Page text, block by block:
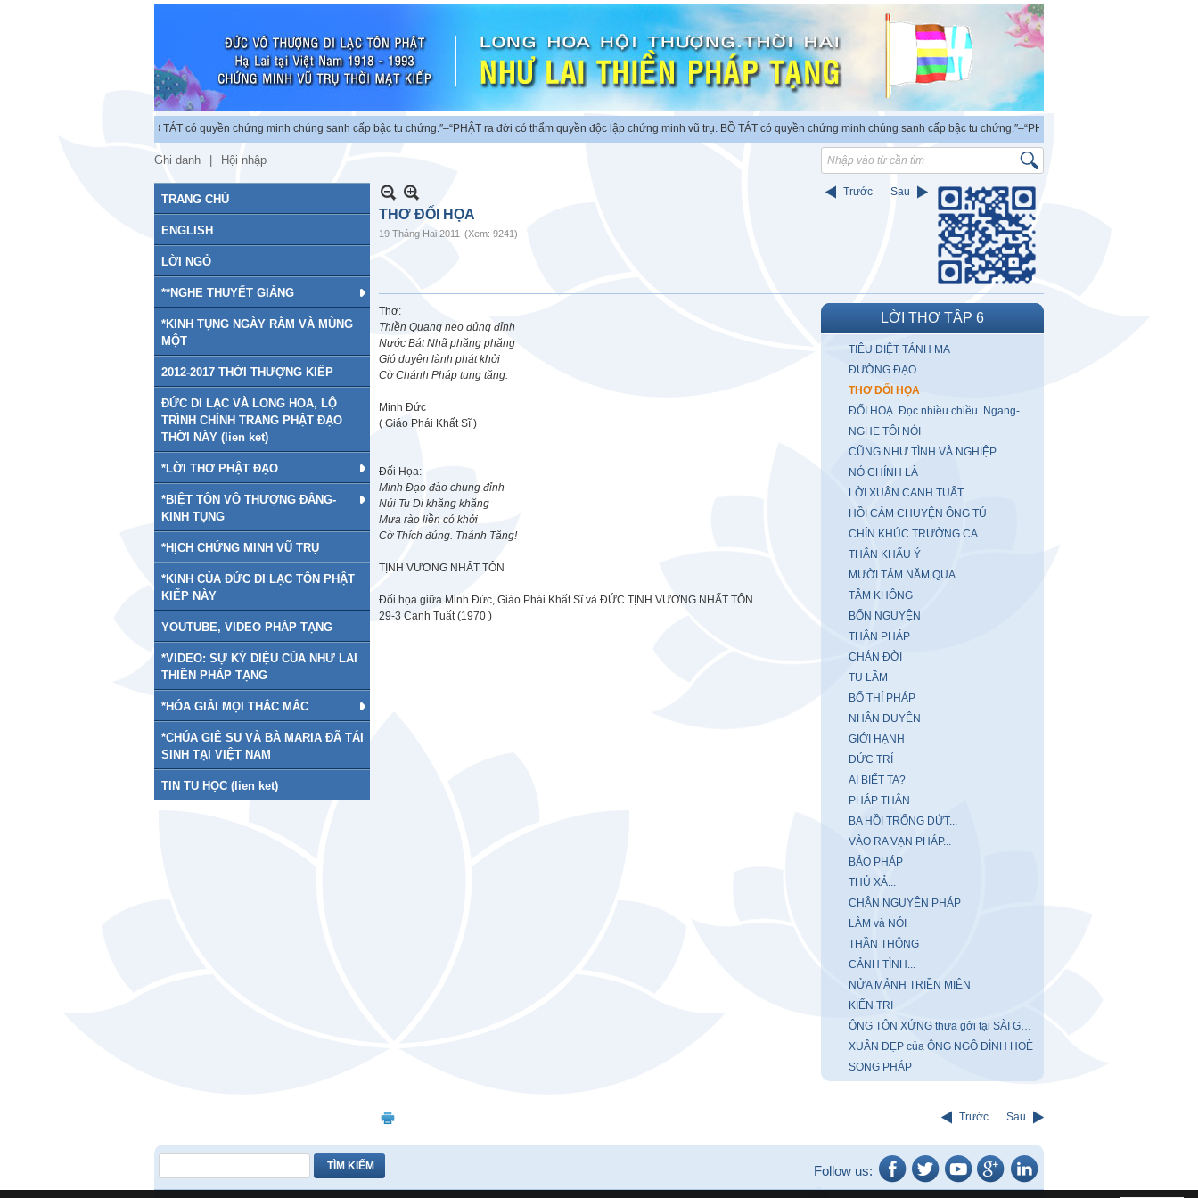
lập chứng minh vũ trụ. BỒ TÁT có quyền chứng minh chúng sanh cấp bậc tu chứng.″–“PHẬT ra đời có thẩm quyền độc lập chứng minh vũ trụ. BỒ TÁT có quyền chứng minh chúng sanh cấp bậc tu chứng.″–“PHẬT ra đời có thẩm quyền độc lập
Ghi danh Hội nhập
TRANG CHỦ
ENGLISH
LỜI NGỎ
**NGHE THUYẾT GIẢNG
*KINH TỤNG NGÀY RẰM VÀ MÙNG
MỘT
2012-2017 THỜI THƯỢNG KIẾP
ĐỨC DI LẠC VÀ LONG HOA, LỘ
TRÌNH CHỈNH TRANG PHẬT ĐẠO
THỜI NÀY (lien ket)
*LỜI THƠ PHẬT ĐẠO
*BIỆT TÔN VÔ THƯỢNG ĐẲNG-
KINH TỤNG
*HỊCH CHỨNG MINH VŨ TRỤ
*KINH CỦA ĐỨC DI LẠC TÔN PHẬT
KIẾP NÀY
YOUTUBE, VIDEO PHÁP TẠNG
*VIDEO: SỰ KỲ DIỆU CỦA NHƯ LAI
THIỀN PHÁP TẠNG
*HÓA GIẢI MỌI THẮC MẮC
*CHÚA GIÊ SU VÀ BÀ MARIA ĐÃ TÁI
SINH TẠI VIỆT NAM
TIN TU HỌC (lien ket)
Trước Sau
THƠ ĐỐI HỌA
19 Tháng Hai 2011 (Xem: 9241)
LỜI THƠ TẬP 6
TIÊU DIỆT TÁNH MA
ĐƯỜNG ĐẠO
THƠ ĐỐI HỌA
ĐỐI HOẠ. Đọc nhiều chiều. Ngang-Dọc-Xuôi-Ngược
NGHE TÔI NÓI
CŨNG NHƯ TÌNH VÀ NGHIỆP
NÓ CHÍNH LÀ
LỜI XUÂN CANH TUẤT
HỒI CẢM CHUYỆN ÔNG TÚ
CHÍN KHÚC TRƯỜNG CA
THÂN KHẨU Ý
MƯỜI TÁM NĂM QUA...
TÂM KHÔNG
BỔN NGUYỆN
THÂN PHÁP
CHÁN ĐỜI
TU LẦM
BỐ THÍ PHÁP
NHÂN DUYÊN
GIỚI HẠNH
ĐỨC TRÍ
AI BIẾT TA?
PHÁP THÂN
BA HỒI TRỐNG DỨT...
VÀO RA VẠN PHÁP...
BẢO PHÁP
THỦ XẢ...
CHÂN NGUYÊN PHÁP
LÀM và NÓI
THẦN THÔNG
CẢNH TÌNH...
NỬA MẢNH TRIỀN MIÊN
KIẾN TRI
ÔNG TÔN XỨNG thưa gởi tại SÀI GÒN
XUÂN ĐẸP của ÔNG NGÔ ĐÌNH HOÈ
SONG PHÁP
Thơ:
Thiền Quang neo đủng đỉnh
Nước Bát Nhã phăng phăng
Gió duyên lành phát khởi
Cờ Chánh Pháp tung tăng.
Minh Đức
( Giáo Phái Khất Sĩ )
Đối Họa:
Minh Đạo đào chung đỉnh
Núi Tu Di khăng khăng
Mưa rào liền có khởi
Cờ Thích đúng. Thánh Tăng!
TỊNH VƯƠNG NHẤT TÔN
Đối họa giữa Minh Đức, Giáo Phái Khất Sĩ và ĐỨC TỊNH VƯƠNG NHẤT TÔN
29-3 Canh Tuất (1970 )
Trước Sau
Follow us: